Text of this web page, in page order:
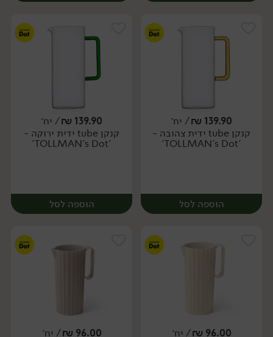
מארז יח׳
139.90
₪/ יח׳
קנקן tube ידית צהובה -
'TOLLMAN's Dot'
הוספה לסל
139.90
₪/ יח׳
קנקן tube ידית ירוקה -
'TOLLMAN's Dot'
הוספה לסל
96.00
₪/ יח׳ 96.00
₪/ יח׳